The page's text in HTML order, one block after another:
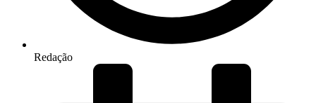
Redação